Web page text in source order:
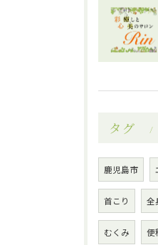
タグ
鹿児島市
首こり 全
むくみ 便